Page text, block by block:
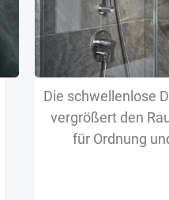
Die schwellenlose
vergrößert den
für Ordnung